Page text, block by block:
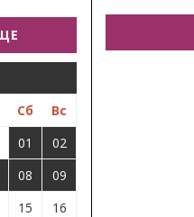
Сб
Вс
01
02
08
09
15
16